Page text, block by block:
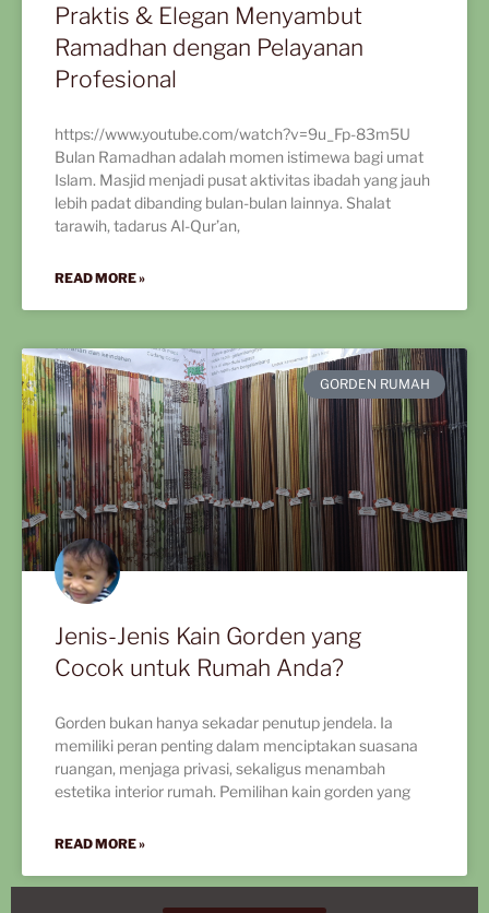
Praktis & Elegan Menyambut
Ramadhan dengan Pelayanan
Profesional
https://www.youtube.com/watch?v=9u_Fp-83m5U
Bulan Ramadhan adalah momen istimewa bagi umat
Islam. Masjid menjadi pusat aktivitas ibadah yang jauh
lebih padat dibanding bulan-bulan lainnya. Shalat
tarawih, tadarus Al-Qur’an,
READ MORE »
GORDEN RUMAH
Jenis-Jenis Kain Gorden yang
Cocok untuk Rumah Anda?
Gorden bukan hanya sekadar penutup jendela. Ia
memiliki peran penting dalam menciptakan suasana
ruangan, menjaga privasi, sekaligus menambah
estetika interior rumah. Pemilihan kain gorden yang
READ MORE »